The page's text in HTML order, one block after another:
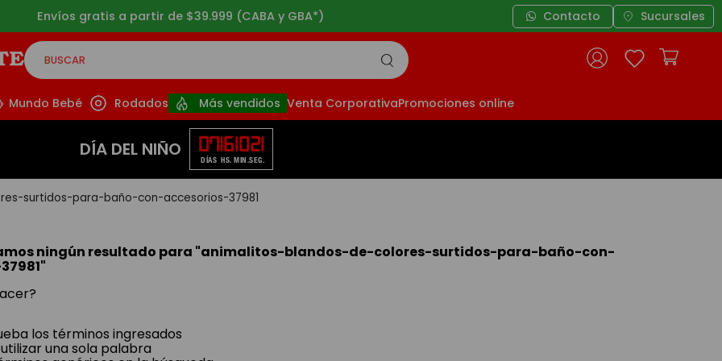
Envíos gratis a partir de $39.999 (CABA y GBA*) Contacto Sucursales
BUSCAR
Mundo Bebé Rodados Más vendidos Venta CorporativaPromociones online
DÍA DEL NIÑO 07
DÍAS
16
HS.
10
MIN.
20
SEG.
surtidos-para-baño-con-accesorios-37981
ningún resultado para "animalitos-blandos-de-colores-surtidos-para-baño-con-
"
los términos ingresados
una sola palabra